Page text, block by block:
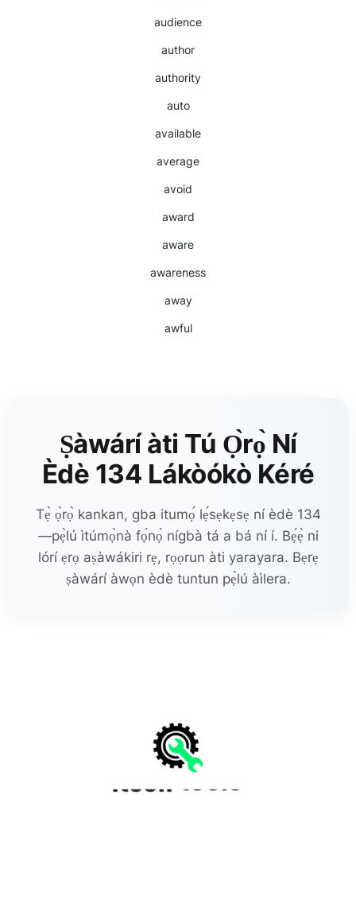
audience
author
authority
auto
available
average
avoid
award
aware
awareness
away
awful
Ṣàwárí àti Tú Ọ̀rọ̀ Ní
Èdè 134 Lákòókò Kéré
Tẹ̀ ọ̀rọ̀ kankan, gba itumọ́ lẹ́sẹkẹsẹ ní èdè 134
—pẹ̀lú ìtúmọ̀nà fọ́nọ̀ nígbà tá a bá ní í. Bẹ́ẹ̀ ni
lórí ẹrọ aṣàwákiri rẹ, rọọrun àti yarayara. Bẹrẹ
ṣàwárí àwọn èdè tuntun pẹ̀lú àìlera.